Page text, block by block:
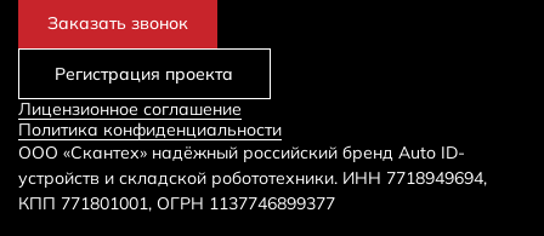
Регистрация проекта
Заказать звонок
ООО «Скантех» надёжный российский бренд Auto ID-
устройств и складской робототехники. ИНН 7718949694,
КПП 771801001, ОГРН 1137746899377
Лицензионное соглашение
Политика конфиденциальности